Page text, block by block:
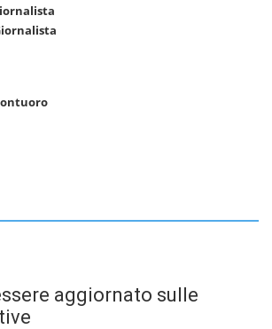
aggiornato sulle